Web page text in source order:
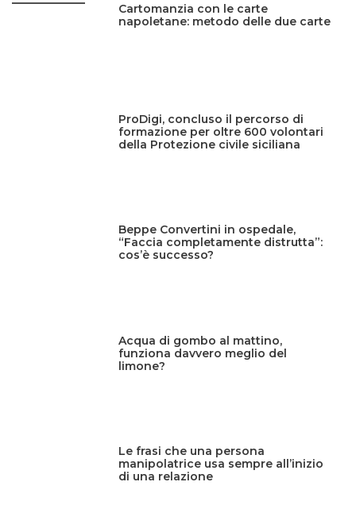
Cartomanzia con le carte
napoletane: metodo delle due carte
ProDigi, concluso il percorso di
formazione per oltre 600 volontari
della Protezione civile siciliana
Beppe Convertini in ospedale,
“Faccia completamente distrutta”:
cos’è successo?
Acqua di gombo al mattino,
funziona davvero meglio del
limone?
Le frasi che una persona
manipolatrice usa sempre all’inizio
di una relazione